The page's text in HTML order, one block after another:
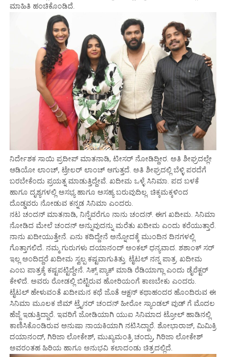
ಮಾಹಿತಿ‌ ಹಂಚಿಕೊಂಡಿದೆ.
ನಿರ್ದೇಶಕ ಸಾಯಿ ಪ್ರದೀಪ್ ಮಾತನಾಡಿ, ಟೀಸರ್ ನೋಡಿದ್ದೀರ. ಅತಿ ಶೀಘ್ರದಲ್ಲೇ
ಆಡಿಯೋ ಲಾಂಚ್, ಟ್ರೇಲರ್ ಲಾಂಚ್ ಆಗುತ್ತದೆ. ಅತಿ ಶೀಘ್ರದಲ್ಲಿ ಬೆಳ್ಳಿ ಪರದೆಗೆ
ಬರಬೇಕೆಂದು ಪ್ರಯತ್ನ ಮಾಡುತ್ತಿದ್ದೇವೆ. ಖದೀಮ ಒಳ್ಳೆ ಸಿನಿಮಾ. ಪದ ಬಳಕೆ
ಹಾಗೂ ದೃಶ್ಯಗಳಲ್ಲಿ ಅಸಭ್ಯ ಹಾಗೂ ಅಸಹ್ಯ ಬರುವುದಿಲ್ಲ. ಚಿಕ್ಕ‌ಮಕ್ಕಳಿಂದ
ದೊಡ್ಡವರು ನೋಡುವ ಕನ್ನಡ ಸಿನಿಮಾ ಎಂದರು.
ನಟ ಚಂದನ್ ಮಾತನಾಡಿ, ನಿನ್ನೆವರೆಗೂ ನಾನು ಚಂದನ್. ಈಗ ಖದೀಮ. ಸಿನಿಮಾ
ನೋಡಿದ ಮೇಲೆ ಚಂದನ್ ಅನ್ನುವುದನ್ನು ಮರೆತು ಖದೀಮ ಎಂದು ಕರೆಯುತ್ತಾರೆ.
ನಾನು ಖದೀಯುತ್ತೇನೆ. ಏನು ಕದಿದ್ದೇನೆ ಅನ್ನೋದಕ್ಕೆ ಮುಂದಿನ ದಿನಗಳಲ್ಲಿ
ಗೊತ್ತಾಗಲಿದೆ. ನಮ್ಮ ಗುರುಗಳು ದಯಾನಂದ್ ಅಂಕಲ್ ಧನ್ಯವಾದ. ಶಶಾಂಕ್ ಸರ್
ಇಲ್ಲ ಅಂದಿದ್ದರೆ ಖದೀಮ ಸ್ವಲ್ಪ ಕಷ್ಟವಾಗುತಿತ್ತು. ಟೈಟಲ್ ನನ್ನ ಪಾತ್ರ. ಖದೀಮ
ಎಂಬ ಪಾತ್ರಕ್ಕೆ ಕಷ್ಟಪಟ್ಟಿದ್ದೇನೆ. ಸಿಕ್ಸ್ ಪ್ಯಾಕ್ ಮಾಡಿ ರೆಡಿಯಾಗ್ಲಾ ಎಂದು ಡೈರೆಕ್ಟರ್
ಕೇಳಿದೆ. ಅವರು ರೋಡಲ್ಲಿ ಬಿಟ್ಟಿರುವ ಹೋರಿಯಂಗೆ ಕಾಣಬೇಕು ಎಂದರು.
ಟೈಟಲ್ ಹೇಳುವಂತೆ ಖದೀಮನ ಕಥೆ ಜೊತೆ ಆಕ್ಷನ್ ಕಥಾಹಂದರ ಹೊಂದಿರುವ ಈ
ಸಿನಿಮಾ ಮೂಲಕ ಜಿಮ್ ಟ್ರೈನರ್ ಚಂದನ್ ಹೀರೋ ಸ್ಯಾಂಡಲ್ ವುಡ್ ಗೆ ಮೊದಲ
ಹೆಜ್ಜೆ ಇಡುತ್ತಿದ್ದಾರೆ. ಇವರಿಗೆ ಜೋಡಿಯಾಗಿ ಯುಐ ಸಿನಿಮಾದ ಟ್ರೋಲ್ ಹಾಡಿನಲ್ಲಿ
ಕಾಣಿಸಿಕೊಂಡಿರುವ ಅನುಷಾ ನಾಯಕಿಯಾಗಿ ನಟಿಸಿದ್ದಾರೆ. ಶೋಭಾರಾಜ್, ಮಿಮಿಕ್ರಿ
ದಯಾನಂದ್, ಗಿರಿಜಾ ಲೋಕೇಶ್, ಮುಖ್ಯಮಂತ್ರಿ ಚಂದ್ರು, ಗಿರಿಜಾ‌ ಲೋಕೇಶ್
ಅವರಂತಹ ಹಿರಿಯ ಹಾಗೂ ಅನುಭವಿ ಕಲಾದಂಡು ಚಿತ್ರದಲ್ಲಿದೆ.